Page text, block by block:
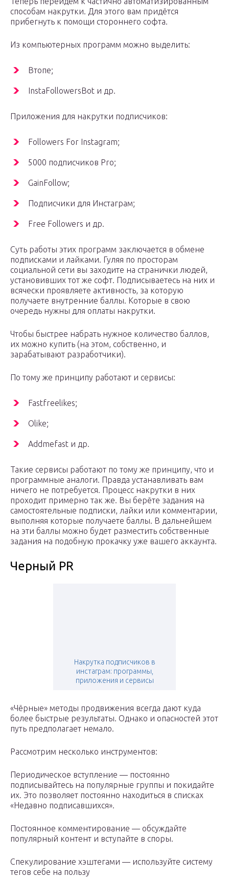
способам накрутки. Для этого вам придётся
прибегнуть к помощи стороннего софта.
Из компьютерных программ можно выделить:
Втопе;
InstaFollowersBot и др.
Приложения для накрутки подписчиков:
Followers For Instagram;
5000 подписчиков Pro;
GainFollow;
Подписчики для Инстаграм;
Free Followers и др.
Суть работы этих программ заключается в обмене
подписками и лайками. Гуляя по просторам
социальной сети вы заходите на странички людей,
установивших тот же софт. Подписываетесь на них и
всячески проявляете активность, за которую
получаете внутренние баллы. Которые в свою
очередь нужны для оплаты накрутки.
Чтобы быстрее набрать нужное количество баллов,
их можно купить (на этом, собственно, и
зарабатывают разработчики).
По тому же принципу работают и сервисы:
Fastfreelikes;
Olike;
Addmefast и др.
Такие сервисы работают по тому же принципу, что и
программные аналоги. Правда устанавливать вам
ничего не потребуется. Процесс накрутки в них
проходит примерно так же. Вы берёте задания на
самостоятельные подписки, лайки или комментарии,
выполняя которые получаете баллы. В дальнейшем
на эти баллы можно будет разместить собственные
задания на подобную прокачку уже вашего аккаунта.
Черный PR
Накрутка подписчиков в
инстаграм: программы,
приложения и сервисы
«Чёрные» методы продвижения всегда дают куда
более быстрые результаты. Однако и опасностей этот
путь предполагает немало.
Рассмотрим несколько инструментов:
Периодическое вступление — постоянно
подписывайтесь на популярные группы и покидайте
их. Это позволяет постоянно находиться в списках
«Недавно подписавшихся».
Постоянное комментирование — обсуждайте
популярный контент и вступайте в споры.
Спекулирование хэштегами — используйте систему
тегов себе на пользу